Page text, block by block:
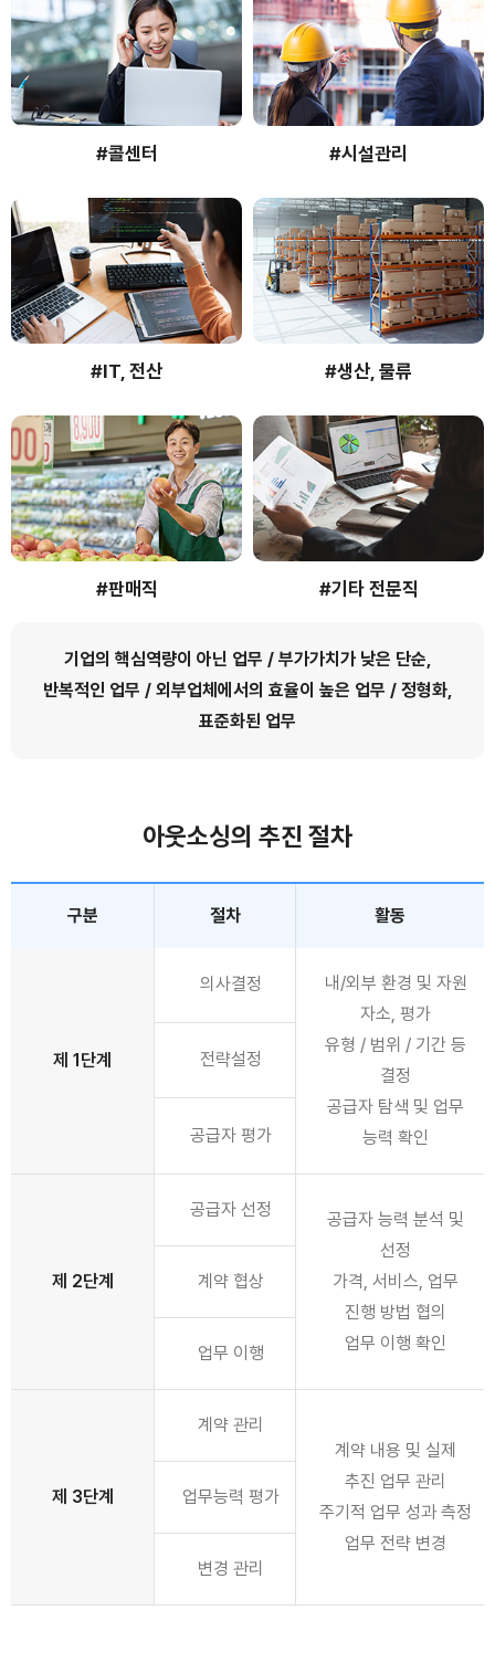
#콜센터 #시설관리
#IT, 전산 #생산, 물류
#판매직 #기타 전문직
기업의 핵심역량이 아닌 업무 / 부가가치가 낮은 단순,
반복적인 업무 / 외부업체에서의 효율이 높은 업무 / 정형화,
표준화된 업무
아웃소싱의 추진 절차
구분 절차 활동
제 1단계
의사결정
내/외부 환경 및 자원
자소, 평가
유형 / 범위 / 기간 등
결정
공급자 탐색 및 업무
능력 확인
전략설정
공급자 평가
제 2단계
공급자 선정
공급자 능력 분석 및
선정
가격, 서비스, 업무
진행 방법 협의
업무 이행 확인
계약 협상
업무 이행
제 3단계
계약 관리
계약 내용 및 실제
추진 업무 관리
주기적 업무 성과 측정
업무 전략 변경
업무능력 평가
변경 관리